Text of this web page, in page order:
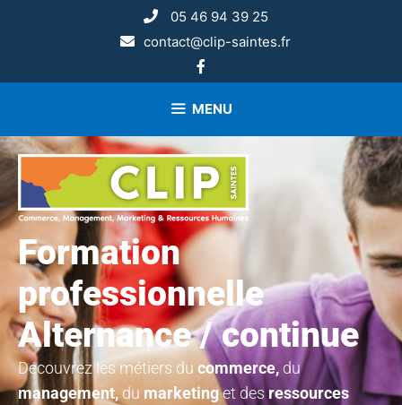
05 46 94 39 25
contact@clip-saintes.fr
MENU
Formation
professionnelle
Alternance / continue
Découvrez les métiers du commerce, du
management, du marketinget desressources